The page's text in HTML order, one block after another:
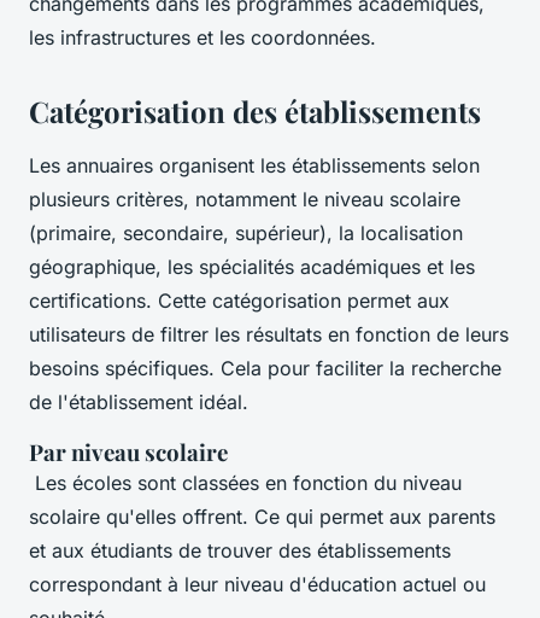
les infrastructures et les coordonnées.
Catégorisation des établissements
Les annuaires organisent les établissements selon
plusieurs critères, notamment le niveau scolaire
(primaire, secondaire, supérieur), la localisation
géographique, les spécialités académiques et les
certifications. Cette catégorisation permet aux
utilisateurs de filtrer les résultats en fonction de leurs
besoins spécifiques. Cela pour faciliter la recherche
de l'établissement idéal.
Par niveau scolaire
Les écoles sont classées en fonction du niveau
scolaire qu'elles offrent. Ce qui permet aux parents
et aux étudiants de trouver des établissements
correspondant à leur niveau d'éducation actuel ou